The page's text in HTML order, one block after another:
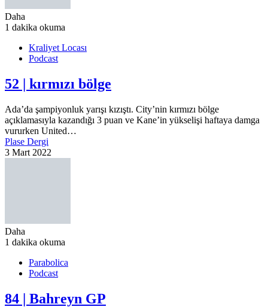
Daha
1 dakika okuma
Kraliyet Locası
Podcast
52 | kırmızı bölge
Ada’da şampiyonluk yarışı kızıştı. City’nin kırmızı bölge
açıklamasıyla kazandığı 3 puan ve Kane’in yükselişi haftaya damga
vururken United…
Plase Dergi
3 Mart 2022
Daha
1 dakika okuma
Parabolica
Podcast
84 | Bahreyn GP